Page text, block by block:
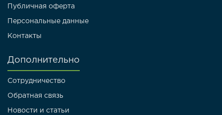
Публичная оферта
Персональные данные
Контакты
Дополнительно
Сотрудничество
Обратная связь
Новости и статьи